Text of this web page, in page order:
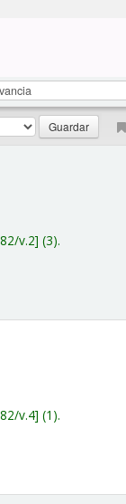
v.2 (3).
v.4 (1).